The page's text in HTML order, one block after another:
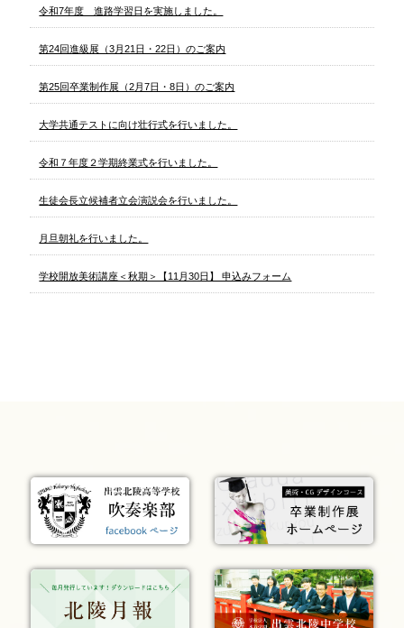
令和7年度 進路学習日を実施しました。
第24回進級展（3月21日・22日）のご案内
第25回卒業制作展（2月7日・8日）のご案内
大学共通テストに向け壮行式を行いました。
令和７年度２学期終業式を行いました。
生徒会長立候補者立会演説会を行いました。
月旦朝礼を行いました。
学校開放美術講座＜秋期＞【11月30日】 申込みフォーム